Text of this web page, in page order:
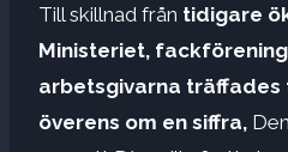
Till skillnad från tidigare
Ministeriet,
arbetsgivarna
överens om en siffra,